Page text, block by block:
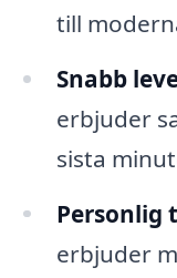
till
Snabb
erbjuder
sista
Personlig
erbjuder